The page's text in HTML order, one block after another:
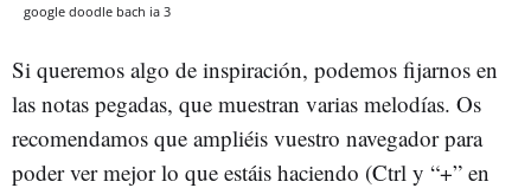
google doodle bach ia 3
Si queremos algo de inspiración, podemos fijarnos en
las notas pegadas, que muestran varias melodías. Os
recomendamos que ampliéis vuestro navegador para
poder ver mejor lo que estáis haciendo (Ctrl y “+” en